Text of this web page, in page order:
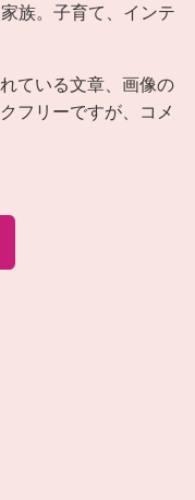
族。子育て、インテ
ている文章、画像の
フリーですが、コメ